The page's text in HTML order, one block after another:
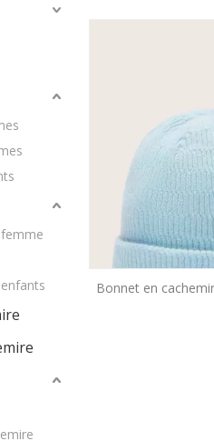
Bonnet en